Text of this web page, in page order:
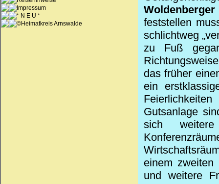
Impressum
* N E U *
©Heimatkreis Arnswalde
feststellen
schlichtweg
zu Fuß
das früher
ein
Gutsanlage
sich
einem
und weitere